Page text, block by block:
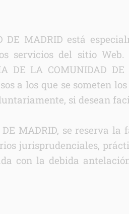
DE MADRID está
servicios del sitio
DE LA COMUNIDAD
a los que se someten
si desean
DE MADRID, se reserva
jurisprudenciales,
con la debida